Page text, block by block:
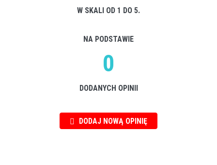
W SKALI OD 1 DO 5.
NA PODSTAWIE
0
DODANYCH OPINII
DODAJ NOWĄ OPINIĘ